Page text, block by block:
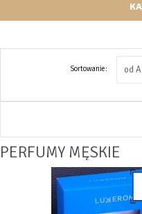
Sortowanie: od
PERFUMY MĘSKIE